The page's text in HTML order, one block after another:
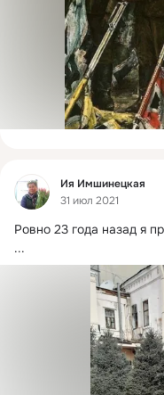
Фид
Ия Имшинецкая
31 июл 2021
Ровно 23 года назад я
...